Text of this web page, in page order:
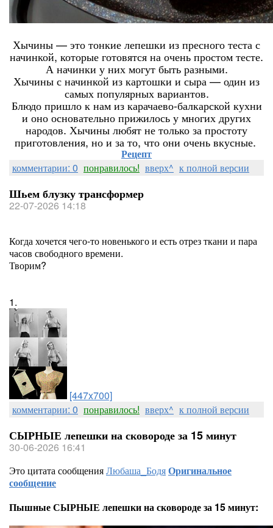
Хычины — это тонкие лепешки из пресного теста с
начинкой, которые готовятся на очень простом тесте.
А начинки у них могут быть разными.
Хычины с начинкой из картошки и сыра — один из
самых популярных вариантов.
Блюдо пришло к нам из карачаево-балкарской кухни
и оно основательно прижилось у многих других
народов. Хычины любят не только за простоту
приготовления, но и за то, что они очень вкусные.
Рецепт
комментарии: 0 понравилось! вверх^ к полной версии
Шьем блузку трансформер
22-07-2026 14:18
Когда хочется чего-то новенького и есть отрез ткани и пара
часов свободного времени.
Творим?
1.
[447x700]
комментарии: 0 понравилось! вверх^ к полной версии
СЫРНЫЕ лепешки на сковороде за 15 минут
30-06-2026 16:41
Это цитата сообщенияЛюбаша_БодяОригинальное
сообщение
Пышные СЫРНЫЕ лепешки на сковороде за 15 минут: